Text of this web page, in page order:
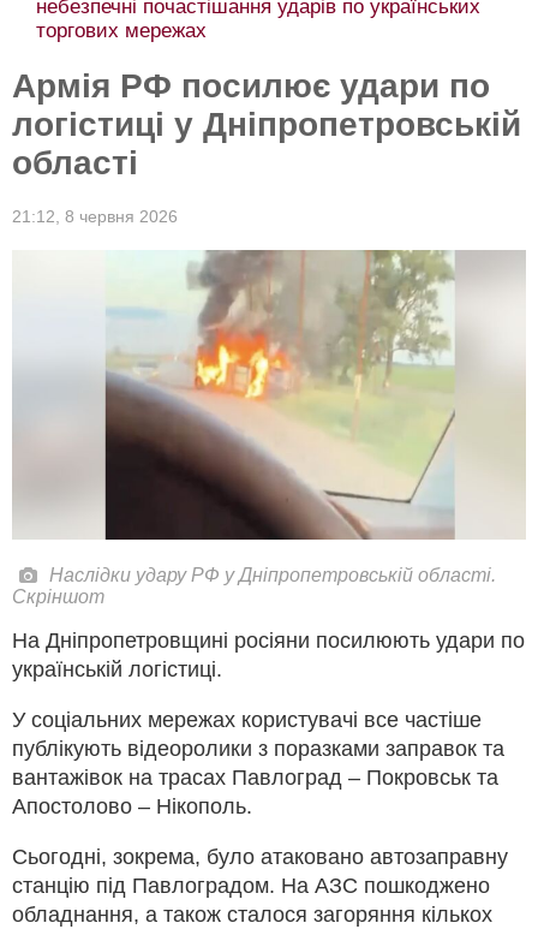
небезпечні почастішання ударів по українських
торгових мережах
Армія РФ посилює удари по
логістиці у Дніпропетровській
області
21:12, 8 червня 2026
Наслідки удару РФ у Дніпропетровській області.
Скріншот
На Дніпропетровщині росіяни посилюють удари по
українській логістиці.
У соціальних мережах користувачі все частіше
публікують відеоролики з поразками заправок та
вантажівок на трасах Павлоград – Покровськ та
Апостолово – Нікополь.
Сьогодні, зокрема, було атаковано автозаправну
станцію під Павлоградом. На АЗС пошкоджено
обладнання, а також сталося загоряння кількох